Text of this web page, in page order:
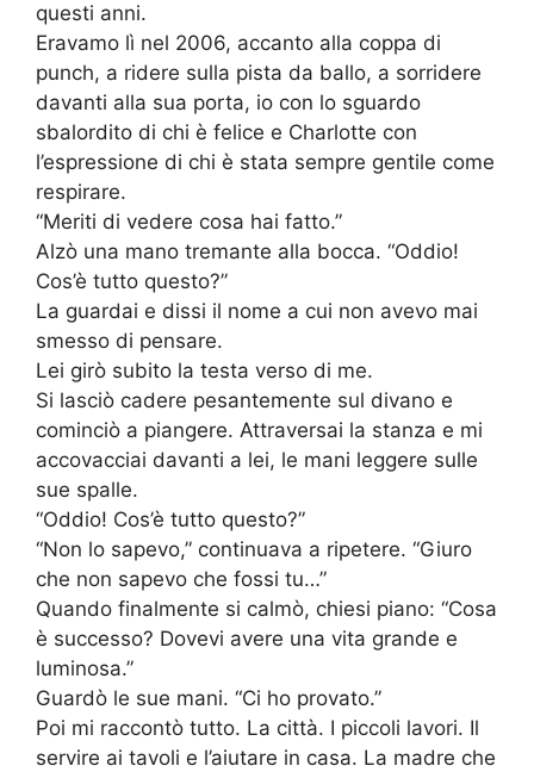
questi anni.
Eravamo lì nel 2006, accanto alla coppa di
punch, a ridere sulla pista da ballo, a sorridere
davanti alla sua porta, io con lo sguardo
sbalordito di chi è felice e Charlotte con
l’espressione di chi è stata sempre gentile come
respirare.
“Meriti di vedere cosa hai fatto.”
Alzò una mano tremante alla bocca. “Oddio!
Cos’è tutto questo?”
La guardai e dissi il nome a cui non avevo mai
smesso di pensare.
Lei girò subito la testa verso di me.
Si lasciò cadere pesantemente sul divano e
cominciò a piangere. Attraversai la stanza e mi
accovacciai davanti a lei, le mani leggere sulle
sue spalle.
“Oddio! Cos’è tutto questo?”
“Non lo sapevo,” continuava a ripetere. “Giuro
che non sapevo che fossi tu…”
Quando finalmente si calmò, chiesi piano: “Cosa
è successo? Dovevi avere una vita grande e
luminosa.”
Guardò le sue mani. “Ci ho provato.”
Poi mi raccontò tutto. La città. I piccoli lavori. Il
servire ai tavoli e l’aiutare in casa. La madre che